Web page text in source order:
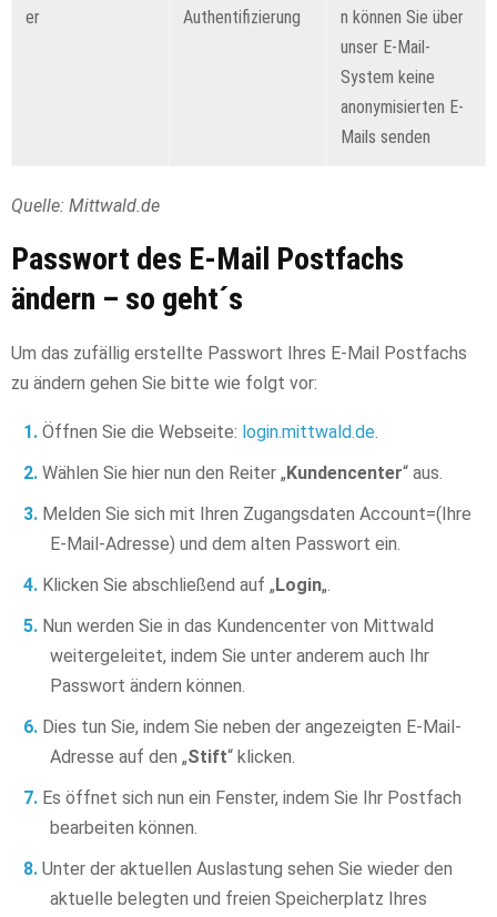
er
Authentifizierung
n können Sie über
unser E-Mail-
System keine
anonymisierten E-
Mails senden
Quelle: Mittwald.de
Passwort des E-Mail Postfachs
ändern – so geht´s
Um das zufällig erstellte Passwort Ihres E-Mail Postfachs
zu ändern gehen Sie bitte wie folgt vor:
Öffnen Sie die Webseite: login.mittwald.de.
Wählen Sie hier nun den Reiter „ Kundencenter“ aus.
Melden Sie sich mit Ihren Zugangsdaten Account=(Ihre
E-Mail-Adresse) und dem alten Passwort ein.
Klicken Sie abschließend auf „ Login„.
Nun werden Sie in das Kundencenter von Mittwald
weitergeleitet, indem Sie unter anderem auch Ihr
Passwort ändern können.
Dies tun Sie, indem Sie neben der angezeigten E-Mail-
Adresse auf den „Stift“ klicken.
Es öffnet sich nun ein Fenster, indem Sie Ihr Postfach
bearbeiten können.
Unter der aktuellen Auslastung sehen Sie wieder den
aktuelle belegten und freien Speicherplatz Ihres